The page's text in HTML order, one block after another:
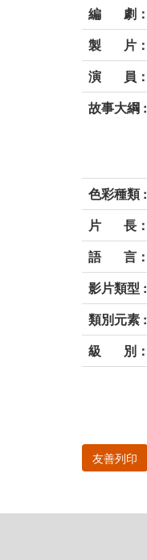
編 劇：
製 片：
演 員：
故事大綱 :
色彩種類 :
片 長：
語 言：
影片類型 :
類別元素 :
級 別：
友善列印